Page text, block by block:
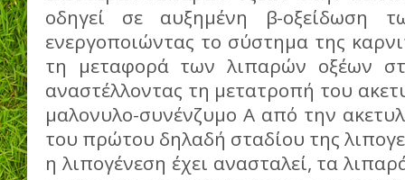
οδηγεί σε αυξημένη β-οξείδωση
ενεργοποιώντας το σύστημα της
τη μεταφορά των λιπαρών οξέων
αναστέλλοντας τη μετατροπή του
μαλονυλο-συνένζυμο Α από την
του πρώτου δηλαδή σταδίου της
η λιπογένεση έχει ανασταλεί, τα